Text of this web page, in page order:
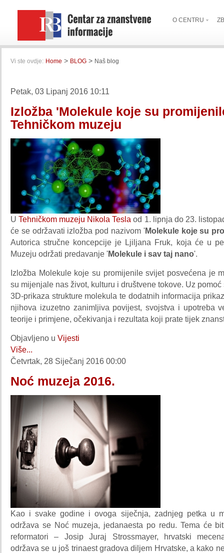
O CENTRU
Vi ste ovdje: Home > BLOG > Naš blog
Petak, 03 Lipanj 2016 10:11
Izložba 'Molekule koje su
Tehničkom muzeju
UTehničkom muzeju Nikola Tesla od 1. lipnja do 23.
će se održavati izložba pod nazivom 'Molekule koje su
Autorica stručne koncepcije je Ljiljana Fruk, koja će u
Muzeju održati predavanje 'Molekule i sav taj nano'.
Izložba Molekule koje su promijenile svijet posvećena je
su mijenjale nas život, kulturu i društvene tokove. Uz
3D-prikaza strukture molekula te dodatnih informacija
njihova izuzetno zanimljiva povijest, svojstva i upotreba
teorije i primjene, očekivanja i rezultata koji prate tijek
Objavljeno u Vijesti
Više...
Četvrtak, 28 Siječanj 2016 00:00
Noć muzeja 2016.
Kao i svake godine i ovoga siječnja, zadnjeg petka u
održava se Noć muzeja, jedanaesta po redu. Tema će
reformatori – Josip Juraj Strossmayer, hrvatski
održava se u još trinaest gradova diljem Hrvatske, a kako